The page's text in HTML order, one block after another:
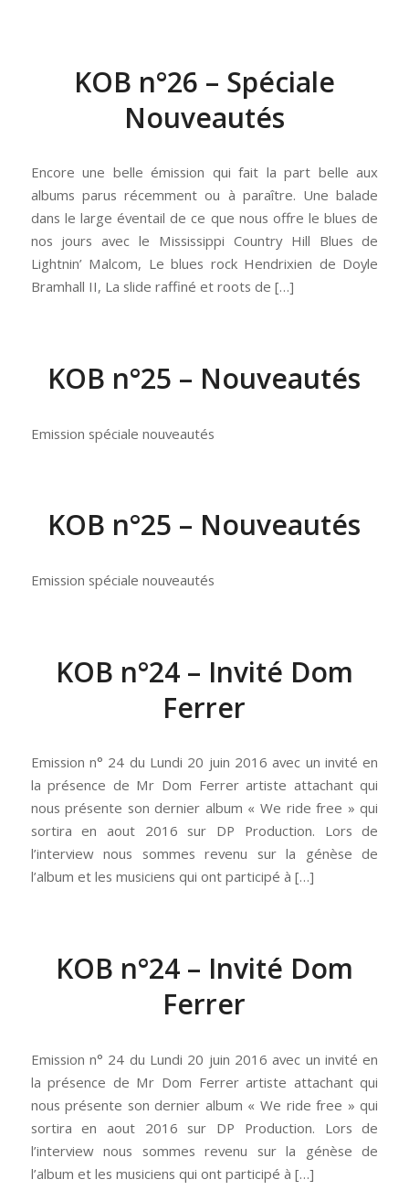
KOB n°26 – Spéciale
Nouveautés
Encore une belle émission qui fait la part belle aux
albums parus récemment ou à paraître. Une balade
dans le large éventail de ce que nous offre le blues de
nos jours avec le Mississippi Country Hill Blues de
Lightnin’ Malcom, Le blues rock Hendrixien de Doyle
Bramhall II, La slide raffiné et roots de […]
KOB n°25 – Nouveautés
Emission spéciale nouveautés
KOB n°25 – Nouveautés
Emission spéciale nouveautés
KOB n°24 – Invité Dom
Ferrer
Emission n° 24 du Lundi 20 juin 2016 avec un invité en
la présence de Mr Dom Ferrer artiste attachant qui
nous présente son dernier album « We ride free » qui
sortira en aout 2016 sur DP Production. Lors de
l’interview nous sommes revenu sur la génèse de
l’album et les musiciens qui ont participé à […]
KOB n°24 – Invité Dom
Ferrer
Emission n° 24 du Lundi 20 juin 2016 avec un invité en
la présence de Mr Dom Ferrer artiste attachant qui
nous présente son dernier album « We ride free » qui
sortira en aout 2016 sur DP Production. Lors de
l’interview nous sommes revenu sur la génèse de
l’album et les musiciens qui ont participé à […]